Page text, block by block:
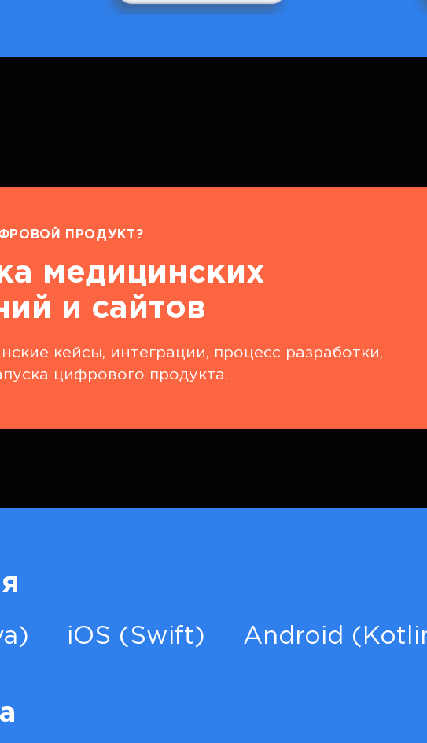
ПРОДУКТ?
медицинских
и сайтов
кейсы, интеграции, процесс разработки,
цифрового продукта.
iOS (Swift) Android